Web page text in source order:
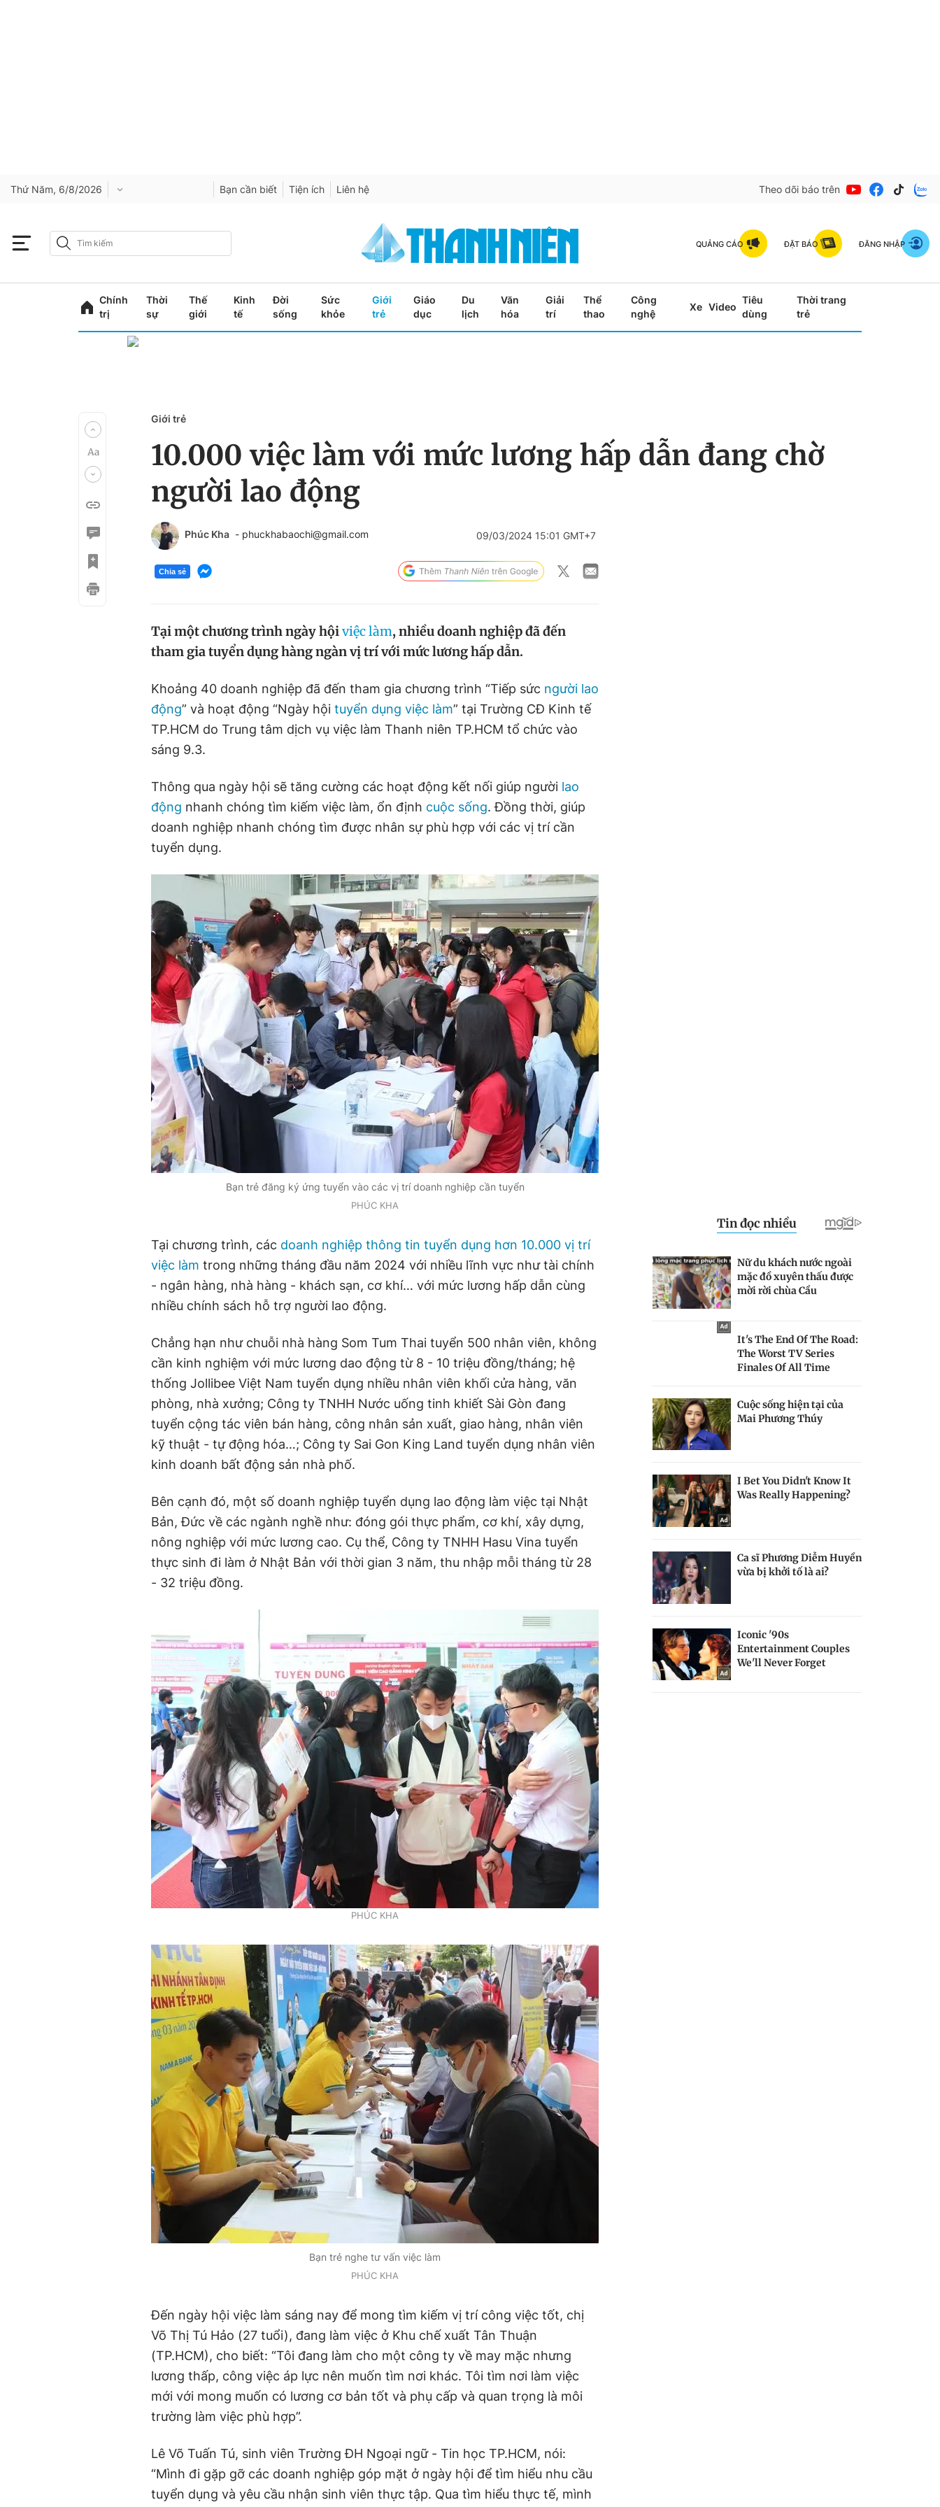
Thứ Năm, 6/8/2026 Bạn cần biết Tiện ích Liên hệ Theo dõi báo trên
QUẢNG CÁO ĐẶT BÁO ĐĂNG NHẬP
Chính
trị
Thời
sự
Thế
giới
Kinh
tế
Đời
sống
Sức
khỏe
Giới
trẻ
Giáo
dục
Du
lịch
Văn
hóa
Giải
trí
Thể
thao
Công
nghệ
Xe Video
Tiêu
dùng
Thời trang
trẻ
Giới trẻ
10.000 việc làm với mức lương hấp dẫn đang chờ
người lao động
Phúc Kha - phuckhabaochi@gmail.com 09/03/2024 15:01 GMT+7
Chia sẻ
Tại một chương trình ngày hộiviệc làm, nhiều doanh nghiệp đã đến
tham gia tuyển dụng hàng ngàn vị trí với mức lương hấp dẫn.
Khoảng 40 doanh nghiệp đã đến tham gia chương trình “Tiếp sức người lao
động” và hoạt động “Ngày hội tuyển dụng việc làm” tại Trường CĐ Kinh tế
TP.HCM do Trung tâm dịch vụ việc làm Thanh niên TP.HCM tổ chức vào
sáng 9.3.
Thông qua ngày hội sẽ tăng cường các hoạt động kết nối giúp người lao
động nhanh chóng tìm kiếm việc làm, ổn định cuộc sống. Đồng thời, giúp
doanh nghiệp nhanh chóng tìm được nhân sự phù hợp với các vị trí cần
tuyển dụng.
Bạn trẻ đăng ký ứng tuyển vào các vị trí doanh nghiệp cần tuyển
PHÚC KHA
Tại chương trình, các doanh nghiệp thông tin tuyển dụng hơn 10.000 vị trí
việc làm trong những tháng đầu năm 2024 với nhiều lĩnh vực như tài chính
- ngân hàng, nhà hàng - khách sạn, cơ khí… với mức lương hấp dẫn cùng
nhiều chính sách hỗ trợ người lao động.
Chẳng hạn như chuỗi nhà hàng Som Tum Thai tuyển 500 nhân viên, không
cần kinh nghiệm với mức lương dao động từ 8 - 10 triệu đồng/tháng; hệ
thống Jollibee Việt Nam tuyển dụng nhiều nhân viên khối cửa hàng, văn
phòng, nhà xưởng; Công ty TNHH Nước uống tinh khiết Sài Gòn đang
tuyển cộng tác viên bán hàng, công nhân sản xuất, giao hàng, nhân viên
kỹ thuật - tự động hóa…; Công ty Sai Gon King Land tuyển dụng nhân viên
kinh doanh bất động sản nhà phố.
Bên cạnh đó, một số doanh nghiệp tuyển dụng lao động làm việc tại Nhật
Bản, Đức về các ngành nghề như: đóng gói thực phẩm, cơ khí, xây dựng,
nông nghiệp với mức lương cao. Cụ thể, Công ty TNHH Hasu Vina tuyển
thực sinh đi làm ở Nhật Bản với thời gian 3 năm, thu nhập mỗi tháng từ 28
- 32 triệu đồng.
PHÚC KHA
Bạn trẻ nghe tư vấn việc làm
PHÚC KHA
Đến ngày hội việc làm sáng nay để mong tìm kiếm vị trí công việc tốt, chị
Võ Thị Tú Hảo (27 tuổi), đang làm việc ở Khu chế xuất Tân Thuận
(TP.HCM), cho biết: “Tôi đang làm cho một công ty về may mặc nhưng
lương thấp, công việc áp lực nên muốn tìm nơi khác. Tôi tìm nơi làm việc
mới với mong muốn có lương cơ bản tốt và phụ cấp và quan trọng là môi
trường làm việc phù hợp”.
Lê Võ Tuấn Tú, sinh viên Trường ĐH Ngoại ngữ - Tin học TP.HCM, nói:
“Mình đi gặp gỡ các doanh nghiệp góp mặt ở ngày hội để tìm hiểu nhu cầu
tuyển dụng và yêu cầu nhận sinh viên thực tập. Qua tìm hiểu thực tế, mình